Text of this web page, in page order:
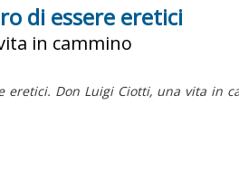
di essere eretici
in cammino
eretici. Don Luigi Ciotti, una vita in